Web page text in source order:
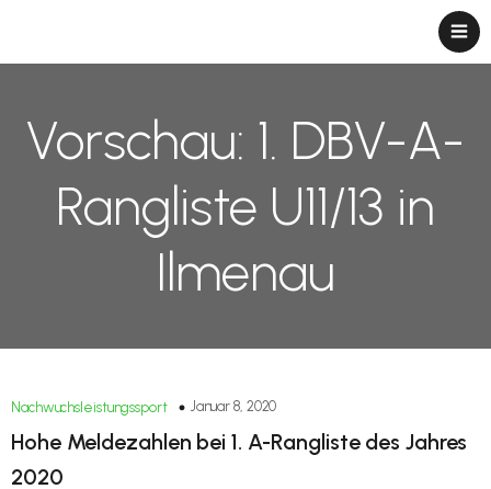
Vorschau: 1. DBV-A-
Rangliste U11/13 in
Ilmenau
Nachwuchsleistungssport Januar 8, 2020
Hohe Meldezahlen bei 1. A-Rangliste des Jahres
2020